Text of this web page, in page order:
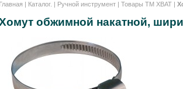
Главная | Каталог. | Ручной инструмент | Товары ТМ ХВАТ |
обжимной накатной,